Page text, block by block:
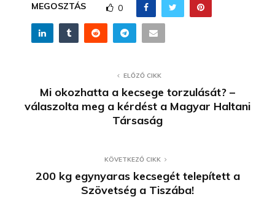
MEGOSZTÁS 0
ELŐZŐ CIKK
Mi okozhatta a kecsege torzulását? –
válaszolta meg a kérdést a Magyar Haltani
Társaság
KÖVETKEZŐ CIKK
200 kg egynyaras kecsegét telepített a
Szövetség a Tiszába!